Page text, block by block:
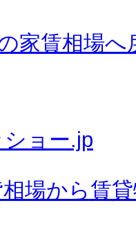
家賃相場へ
ョー.jp
場から賃